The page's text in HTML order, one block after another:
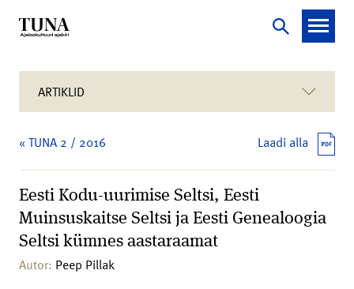
ARTIKLID
« TUNA 2 / 2016 Laadi alla
Eesti Kodu-uurimise Seltsi, Eesti
Muinsuskaitse Seltsi ja Eesti Genealoogia
Seltsi kümnes aastaraamat
Autor: Peep Pillak